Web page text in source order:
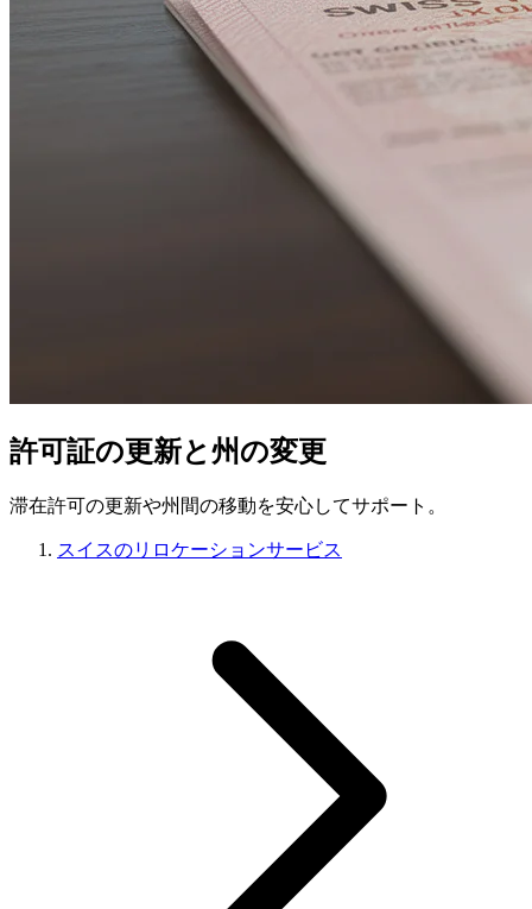
許可証の更新と州の変更
滞在許可の更新や州間の移動を安心してサポート。
スイスのリロケーションサービス